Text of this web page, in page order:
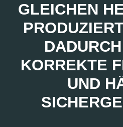
GLEICHEN
KORREKTE
UND